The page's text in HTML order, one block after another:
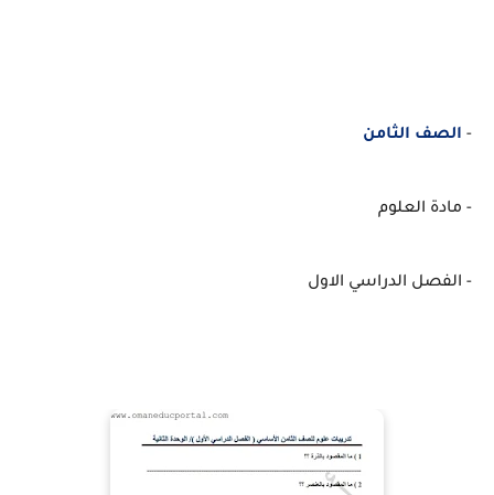
- الصف الثامن
- مادة العلوم
- الفصل الدراسي الاول